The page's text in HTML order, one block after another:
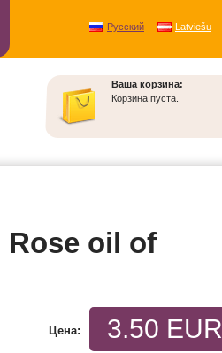
Ваша корзина:
Корзина пуста.
Русский Latviešu
oil of
3.50 EUR
Цена: